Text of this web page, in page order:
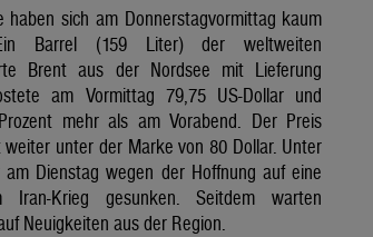
haben sich am Donnerstagvormittag kaum
Barrel (159 Liter) der weltweiten
Brent aus der Nordsee mit Lieferung
am Vormittag 79,75 US-Dollar und
mehr als am Vorabend. Der Preis
weiter unter der Marke von 80 Dollar. Unter
Dienstag wegen der Hoffnung auf eine
Iran-Krieg gesunken. Seitdem warten
Neuigkeiten aus der Region.